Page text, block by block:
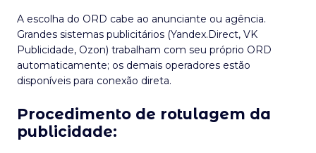
A escolha do ORD cabe ao anunciante ou agência.
Grandes sistemas publicitários (Yandex.Direct, VK
Publicidade, Ozon) trabalham com seu próprio ORD
automaticamente; os demais operadores estão
disponíveis para conexão direta.
Procedimento de rotulagem da
publicidade: